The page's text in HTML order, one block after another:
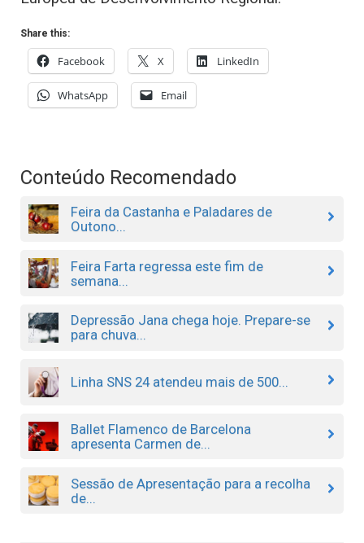
Share this:
Facebook X LinkedIn
WhatsApp Email
Conteúdo Recomendado
Feira da Castanha e Paladares de
Outono...
Feira Farta regressa este fim de
semana...
Depressão Jana chega hoje. Prepare-se
para chuva...
Linha SNS 24 atendeu mais de 500...
Ballet Flamenco de Barcelona
apresenta Carmen de...
Sessão de Apresentação para a recolha
de...